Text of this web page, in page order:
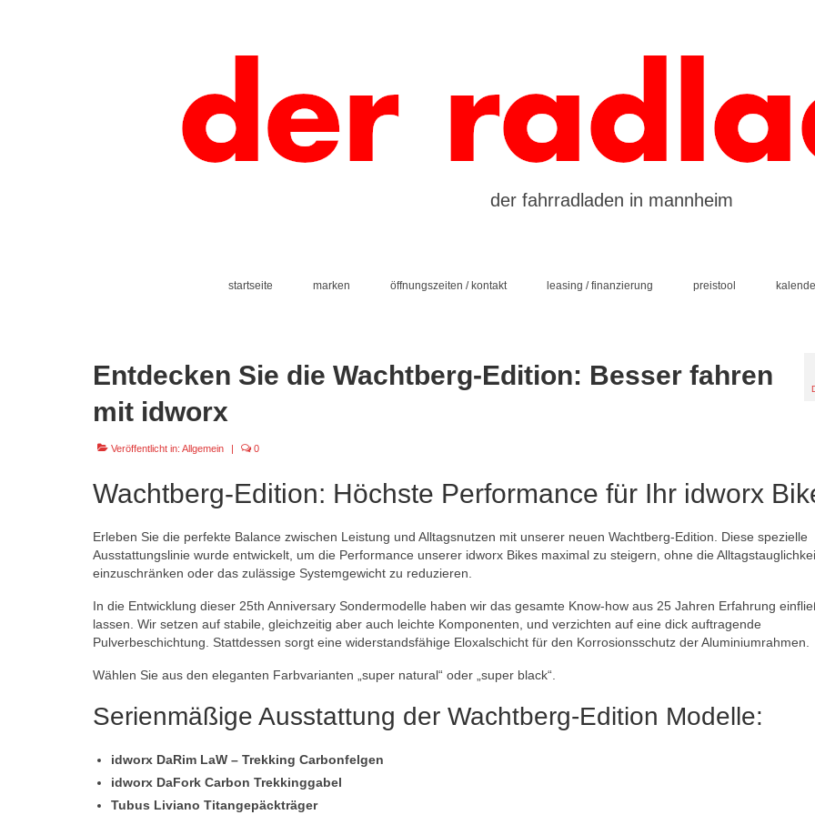
der fahrradladen in mannheim
startseite marken öffnungszeiten / kontakt leasing / finanzierung preistool
Entdecken Sie die Wachtberg-Edition: Besser fahren
mit idworx
Veröffentlicht in: Allgemein | 0
Wachtberg-Edition: Höchste Performance für Ihr idworx
Erleben Sie die perfekte Balance zwischen Leistung und Alltagsnutzen mit unserer neuen Wachtberg-Edition. Diese spezielle
Ausstattungslinie wurde entwickelt, um die Performance unserer idworx Bikes maximal zu steigern, ohne die
einzuschränken oder das zulässige Systemgewicht zu reduzieren.
In die Entwicklung dieser 25th Anniversary Sondermodelle haben wir das gesamte Know-how aus 25 Jahren Erfahrung
lassen. Wir setzen auf stabile, gleichzeitig aber auch leichte Komponenten, und verzichten auf eine dick auftragende
Pulverbeschichtung. Stattdessen sorgt eine widerstandsfähige Eloxalschicht für den Korrosionsschutz der Aluminiumrahmen.
Wählen Sie aus den eleganten Farbvarianten „super natural“ oder „super black“.
Serienmäßige Ausstattung der Wachtberg-Edition Modelle:
idworx DaRim LaW – Trekking Carbonfelgen
idworx DaFork Carbon Trekkinggabel
Tubus Liviano Titangepäckträger